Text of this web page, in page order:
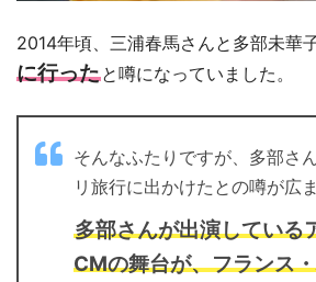
2014年頃、三浦春馬さんと多部未華
に行ったと噂になっていました。
そんなふたりですが、多部さ
リ旅行に出かけたとの噂が広
多部さんが出演している
CMの舞台が、フランス